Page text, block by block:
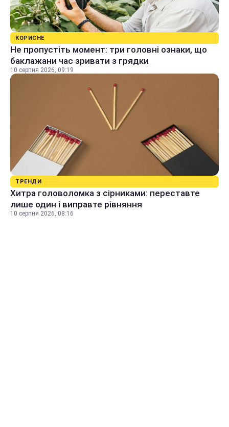
КОРИСНЕ
Не пропустіть момент: три головні ознаки, що
баклажани час зривати з грядки
10 серпня 2026, 09:19
ТРЕНДИ
Хитра головоломка з сірниками: переставте
лише один і виправте рівняння
10 серпня 2026, 08:16